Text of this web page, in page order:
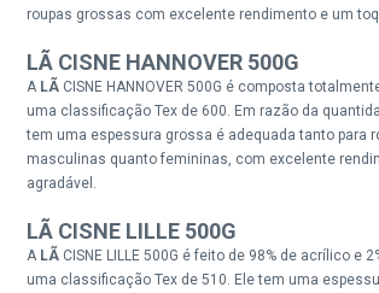
roupas grossas com excelente rendimento e um
LÃ CISNE HANNOVER 500G
A LÃ CISNE HANNOVER 500G é composta
uma classificação Tex de 600. Em razão da
tem uma espessura grossa é adequada tanto para
masculinas quanto femininas, com excelente
agradável.
LÃ CISNE LILLE 500G
A LÃ CISNE LILLE 500G é feito de 98% de acrílico e
uma classificação Tex de 510. Ele tem uma